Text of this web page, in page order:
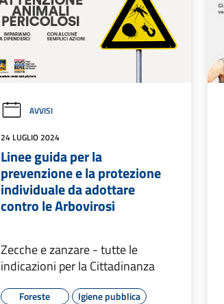
AVVISI
24 LUGLIO 2024
Linee guida per la
prevenzione e la protezione
individuale da adottare
contro le Arbovirosi
Zecche e zanzare - tutte le
indicazioni per la Cittadinanza
Foreste
Igiene pubblica